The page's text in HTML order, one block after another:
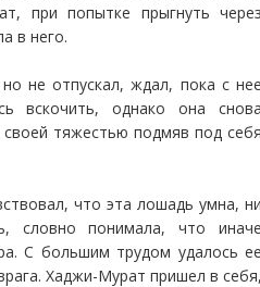
при попытке прыгнуть
в него.
не отпускал, ждал, пока с
вскочить, однако она
своей тяжестью подмяв под
что эта лошадь умна,
словно понимала, что
С большим трудом удалось
Хаджи-Мурат пришел в